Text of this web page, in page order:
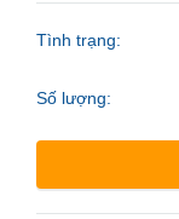
Tình trạng:
Số lượng: